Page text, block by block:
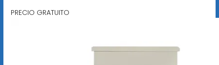
PRECIO GRATUITO